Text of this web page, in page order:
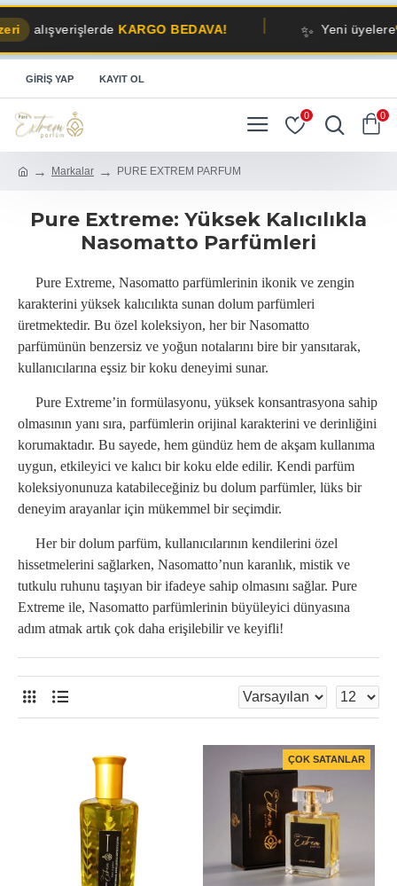
KARGO BEDAVA! Yeni üyelere%10
GIRIŞ YAP KAYIT OL
0 0
Markalar PURE EXTREM PARFUM
Pure Extreme: Yüksek Kalıcılıkla
Nasomatto Parfümleri
Pure Extreme, Nasomatto parfümlerinin ikonik ve zengin
karakterini yüksek kalıcılıkta sunan dolum parfümleri
üretmektedir. Bu özel koleksiyon, her bir Nasomatto
parfümünün benzersiz ve yoğun notalarını bire bir yansıtarak,
kullanıcılarına eşsiz bir koku deneyimi sunar.
Pure Extreme’in formülasyonu, yüksek konsantrasyona sahip
olmasının yanı sıra, parfümlerin orijinal karakterini ve derinliğini
korumaktadır. Bu sayede, hem gündüz hem de akşam kullanıma
uygun, etkileyici ve kalıcı bir koku elde edilir. Kendi parfüm
koleksiyonunuza katabileceğiniz bu dolum parfümler, lüks bir
deneyim arayanlar için mükemmel bir seçimdir.
Her bir dolum parfüm, kullanıcılarının kendilerini özel
hissetmelerini sağlarken, Nasomatto’nun karanlık, mistik ve
tutkulu ruhunu taşıyan bir ifadeye sahip olmasını sağlar. Pure
Extreme ile, Nasomatto parfümlerinin büyüleyici dünyasına
adım atmak artık çok daha erişilebilir ve keyifli!
ÇOK SATANLAR